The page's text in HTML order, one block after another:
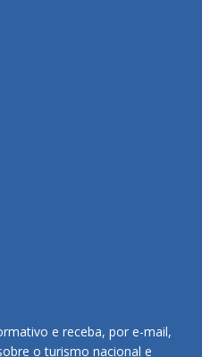
e receba, por e-mail,
o turismo nacional e